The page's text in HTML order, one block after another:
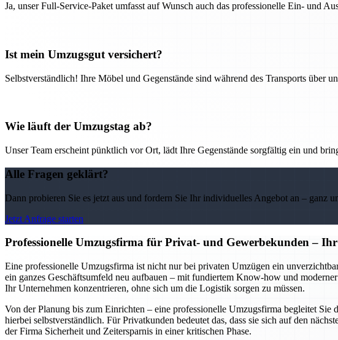
Ja, unser Full-Service-Paket umfasst auf Wunsch auch das professionelle Ein- und
Ist mein Umzugsgut versichert?
Selbstverständlich! Ihre Möbel und Gegenstände sind während des Transports über
Wie läuft der Umzugstag ab?
Unser Team erscheint pünktlich vor Ort, lädt Ihre Gegenstände sorgfältig ein und
Alle Fragen geklärt?
Dann probieren Sie es jetzt aus und fordern Sie Ihr individuelles Angebot an – ganz
Jetzt Anfrage starten
Professionelle Umzugsfirma für Privat- und Gewerbekunden –
Eine professionelle Umzugsfirma ist nicht nur bei privaten Umzügen ein
ein ganzes Geschäftsumfeld neu aufbauen – mit fundiertem Know-how und
Ihr Unternehmen konzentrieren, ohne sich um die Logistik sorgen zu müssen.
Von der Planung bis zum Einrichten – eine professionelle Umzugsfirma begleitet
hierbei selbstverständlich. Für Privatkunden bedeutet das, dass sie sich auf den
der Firma Sicherheit und Zeitersparnis in einer kritischen Phase.